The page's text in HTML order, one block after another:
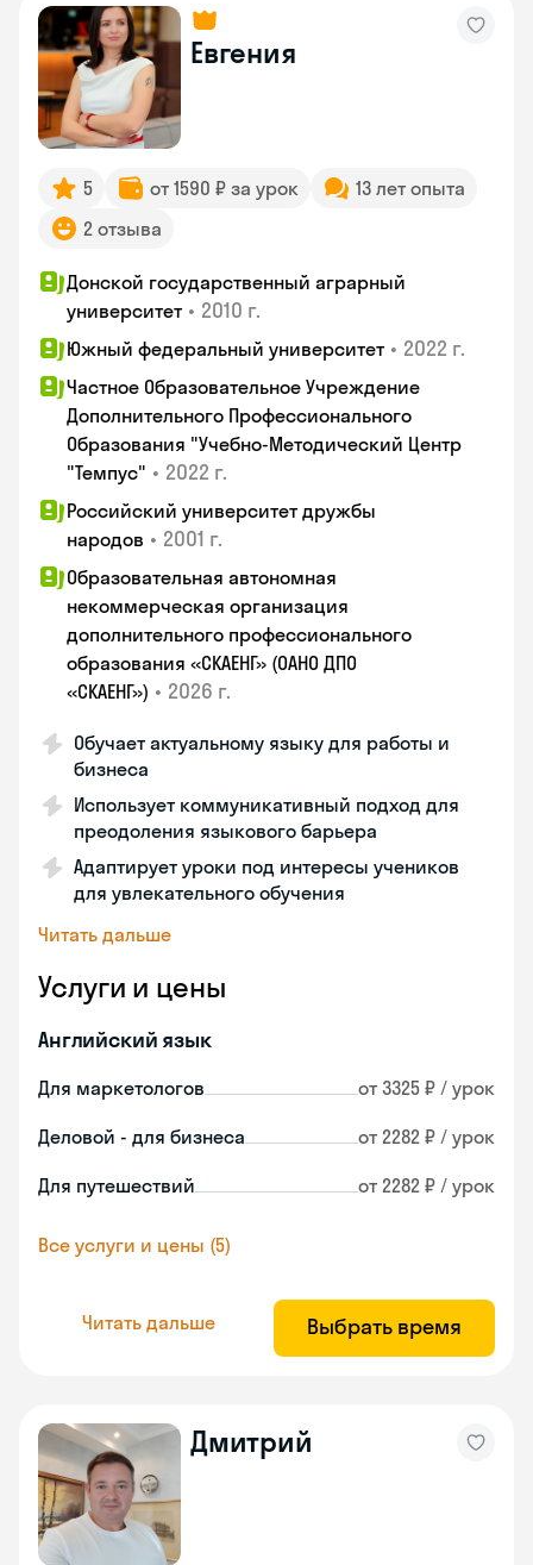
Евгения
5 от 1590 ₽ за урок
13 лет опыта
2 отзыва
Донской государственный аграрный
университет • 2010 г.
Южный федеральный университет • 2022 г.
Частное Образовательное Учреждение
Дополнительного Профессионального
Образования "Учебно-Методический Центр
"Темпус" • 2022 г.
Российский университет дружбы
народов • 2001 г.
Образовательная автономная
некоммерческая организация
дополнительного профессионального
образования «СКАЕНГ» (ОАНО ДПО
«СКАЕНГ») • 2026 г.
Обучает актуальному языку для работы и
бизнеса
Использует коммуникативный подход для
преодоления языкового барьера
Адаптирует уроки под интересы учеников
для увлекательного обучения
Читать дальше
Услуги и цены
Английский язык
Для маркетологов от 3325 ₽ / урок
Деловой - для бизнеса от 2282 ₽ / урок
Для путешествий от 2282 ₽ / урок
Все услуги и цены (5)
Читать дальше Выбрать время
Дмитрий